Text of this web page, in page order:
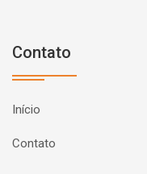
Contato
Início
Contato